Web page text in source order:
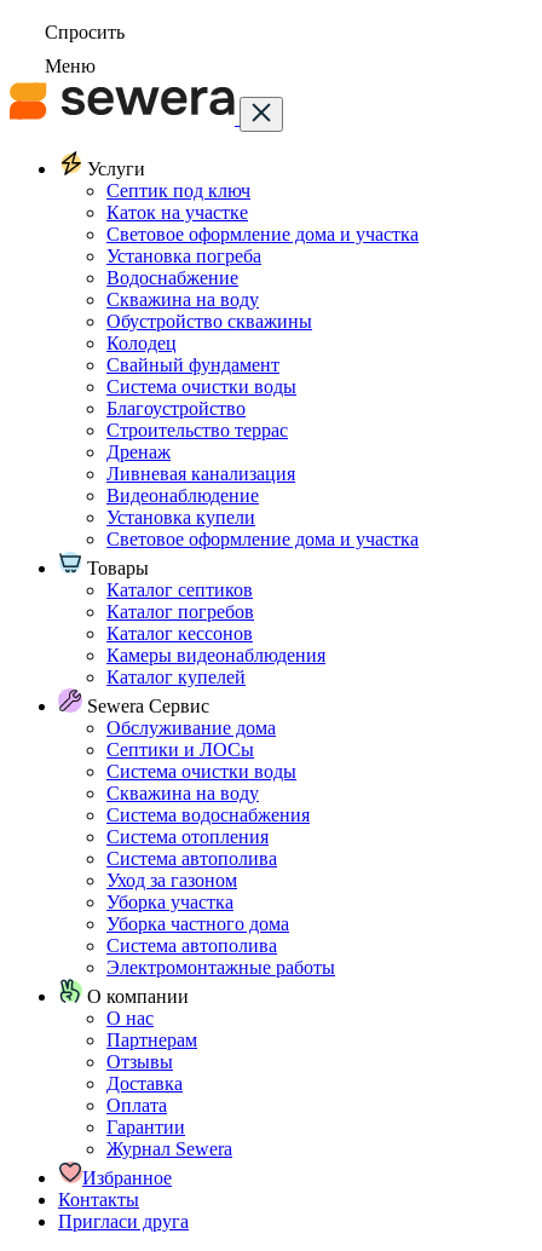
Спросить
Меню
Услуги
Септик под ключ
Каток на участке
Световое оформление дома и участка
Установка погреба
Водоснабжение
Скважина на воду
Обустройство скважины
Колодец
Свайный фундамент
Система очистки воды
Благоустройство
Строительство террас
Дренаж
Ливневая канализация
Видеонаблюдение
Установка купели
Световое оформление дома и участка
Товары
Каталог септиков
Каталог погребов
Каталог кессонов
Камеры видеонаблюдения
Каталог купелей
Sewera Сервис
Обслуживание дома
Септики и ЛОСы
Система очистки воды
Скважина на воду
Система водоснабжения
Система отопления
Система автополива
Уход за газоном
Уборка участка
Уборка частного дома
Система автополива
Электромонтажные работы
О компании
О нас
Партнерам
Отзывы
Доставка
Оплата
Гарантии
Журнал Sewera
Избранное
Контакты
Пригласи друга